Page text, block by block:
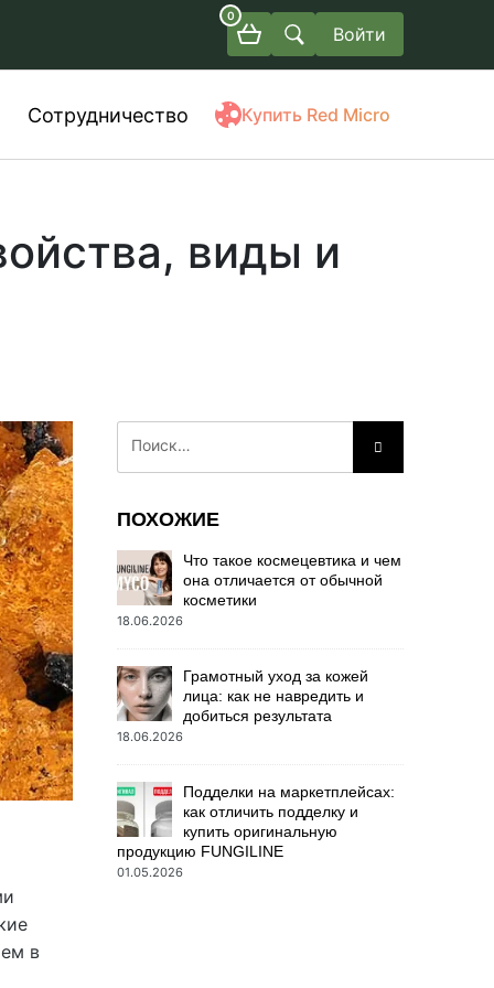
0
Войти
Сотрудничество Купить Red Micro
виды и
в
ПОХОЖИЕ
Что такое космецевтика и чем
она отличается от обычной
косметики
18.06.2026
Грамотный уход за кожей
лица: как не навредить и
добиться результата
18.06.2026
Подделки на маркетплейсах:
как отличить подделку и
купить оригинальную
продукцию FUNGILINE
01.05.2026